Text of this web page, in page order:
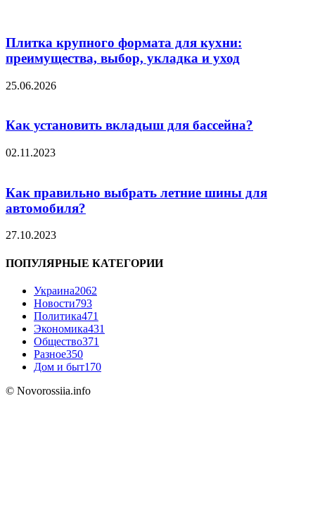
Плитка крупного формата для кухни:
преимущества, выбор, укладка и уход
25.06.2026
Как установить вкладыш для бассейна?
02.11.2023
Как правильно выбрать летние шины для
автомобиля?
27.10.2023
ПОПУЛЯРНЫЕ КАТЕГОРИИ
Украина2062
Новости793
Политика471
Экономика431
Общество371
Разное350
Дом и быт170
© Novorossiia.info